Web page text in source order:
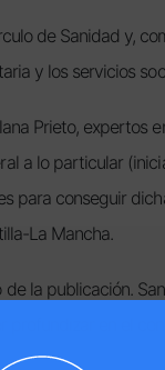
de Sanidad y,
y los servicios
Prieto, expertos
a lo particular
conseguir
La Mancha.
la publicación.
en el